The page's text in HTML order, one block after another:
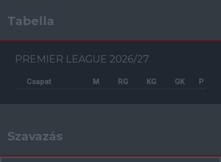
Tabella
PREMIER LEAGUE 2026/27
Csapat M RG KG GK P
Szavazás